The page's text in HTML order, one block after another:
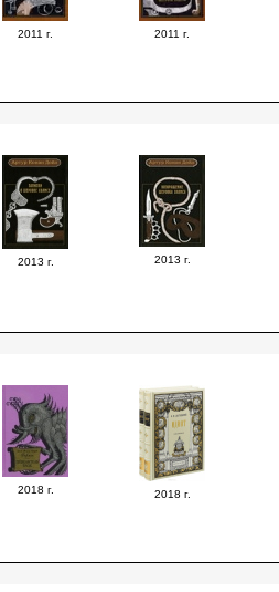
2011 г. 2011 г.
2013 г. 2013 г.
2018 г. 2018 г.